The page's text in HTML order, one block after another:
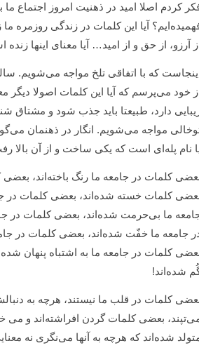
کردم اصلا امید در ذهنیت امروز اجتماع
آیا این کلمات در زندگی روزمره
آرزو، از حق و از امید… آیا معنای اینها
که با اتفاقی تلخ مواجه می‌شویم.
خود می‌پرسم که آیا این کلمات اصولا
دارد، طبیعتا باید جذب شود و مشتاق
مواجه می‌شویم. انگار در ذهنمان
نام پله‌ای است که یکی ساخت و از آن بالا
کلمات در جامعه ما رنگ باخته‌اند،
کلمات خسته شده‌اند، بعضی کلمات در
ما بی‌حرمت شده‌اند، بعضی کلمات در
جامعه ما خفّت شده‌اند، بعضی کلمات در
کلمات در جامعه ما به اشتباه پنهان
شده‌اند!
کلمات در قلب ما نیستند، هرچه به
بعضی کلمات گردن افراشته‌اند و
شده‌اند که هرچه به آنها می‌نگری نه